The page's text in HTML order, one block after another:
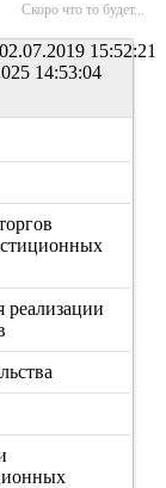
Скоро что то будет...
15:52:21
14:53:04
реализации